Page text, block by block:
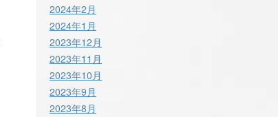
2024年2月
2024年1月
2023年12月
2023年11月
2023年10月
2023年9月
2023年8月